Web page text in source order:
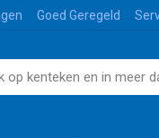
Goed Geregeld